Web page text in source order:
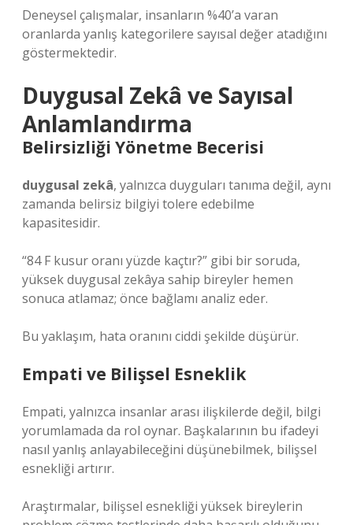
Deneysel çalışmalar, insanların %40’a varan
oranlarda yanlış kategorilere sayısal değer atadığını
göstermektedir.
Duygusal Zekâ ve Sayısal
Anlamlandırma
Belirsizliği Yönetme Becerisi
duygusal zekâ, yalnızca duyguları tanıma değil, aynı
zamanda belirsiz bilgiyi tolere edebilme
kapasitesidir.
“84 F kusur oranı yüzde kaçtır?” gibi bir soruda,
yüksek duygusal zekâya sahip bireyler hemen
sonuca atlamaz; önce bağlamı analiz eder.
Bu yaklaşım, hata oranını ciddi şekilde düşürür.
Empati ve Bilişsel Esneklik
Empati, yalnızca insanlar arası ilişkilerde değil, bilgi
yorumlamada da rol oynar. Başkalarının bu ifadeyi
nasıl yanlış anlayabileceğini düşünebilmek, bilişsel
esnekliği artırır.
Araştırmalar, bilişsel esnekliği yüksek bireylerin